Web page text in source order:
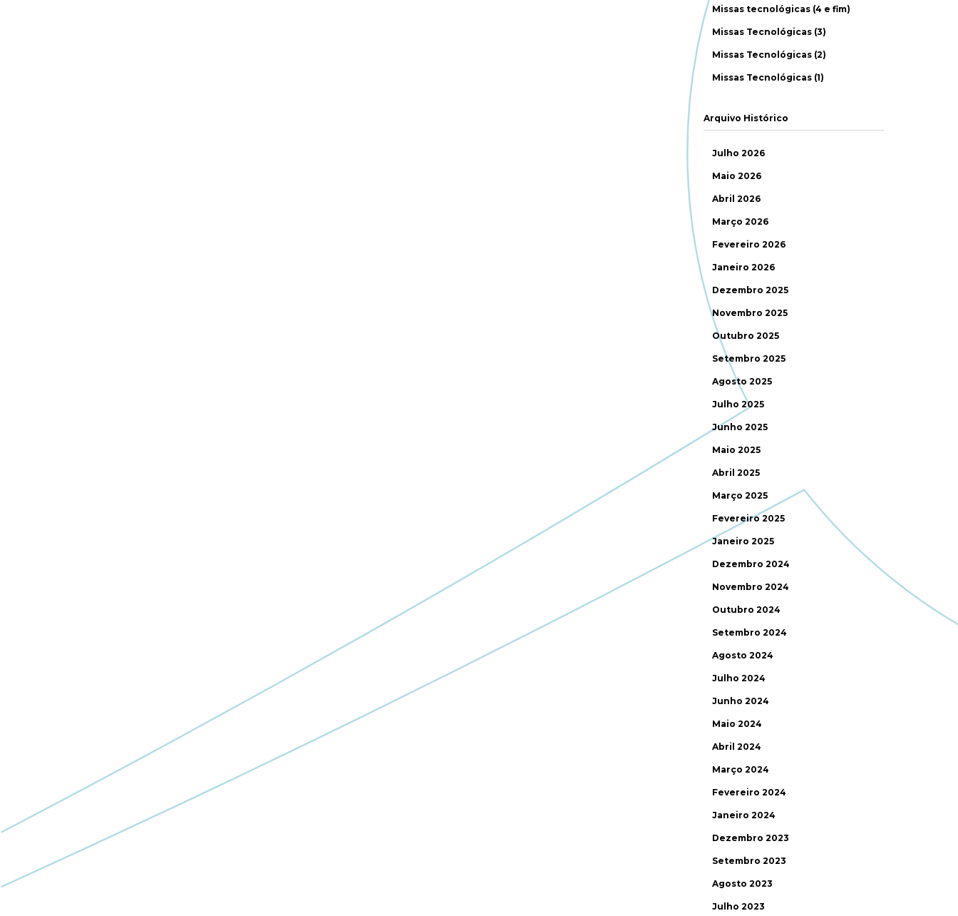
Missas tecnológicas (4 e fim)
Missas Tecnológicas (3)
Missas Tecnológicas (2)
Missas Tecnológicas (1)
Arquivo Histórico
Julho 2026
Maio 2026
Abril 2026
Março 2026
Fevereiro 2026
Janeiro 2026
Dezembro 2025
Novembro 2025
Outubro 2025
Setembro 2025
Agosto 2025
Julho 2025
Junho 2025
Maio 2025
Abril 2025
Março 2025
Fevereiro 2025
Janeiro 2025
Dezembro 2024
Novembro 2024
Outubro 2024
Setembro 2024
Agosto 2024
Julho 2024
Junho 2024
Maio 2024
Abril 2024
Março 2024
Fevereiro 2024
Janeiro 2024
Dezembro 2023
Setembro 2023
Agosto 2023
Julho 2023